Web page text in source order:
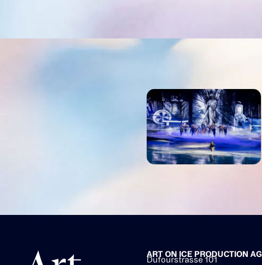
ART ON ICE PRODUCTION AG
Dufourstrasse 101